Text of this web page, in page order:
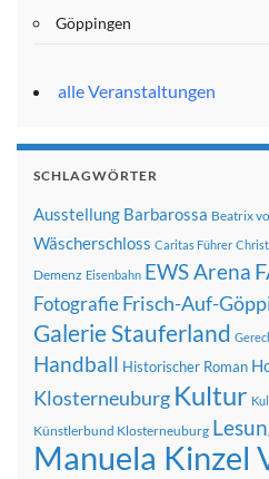
Göppingen
alle Veranstaltungen
SCHLAGWÖRTER
Ausstellung Barbarossa Beatrix
Wäscherschloss Caritas Führer
Demenz Eisenbahn EWS Arena
FotografieFrisch-Auf-
Galerie Stauferland
Handball Historischer Roman
Klosterneuburg Kultur
Künstlerbund Klosterneuburg
Manuela Kinzel